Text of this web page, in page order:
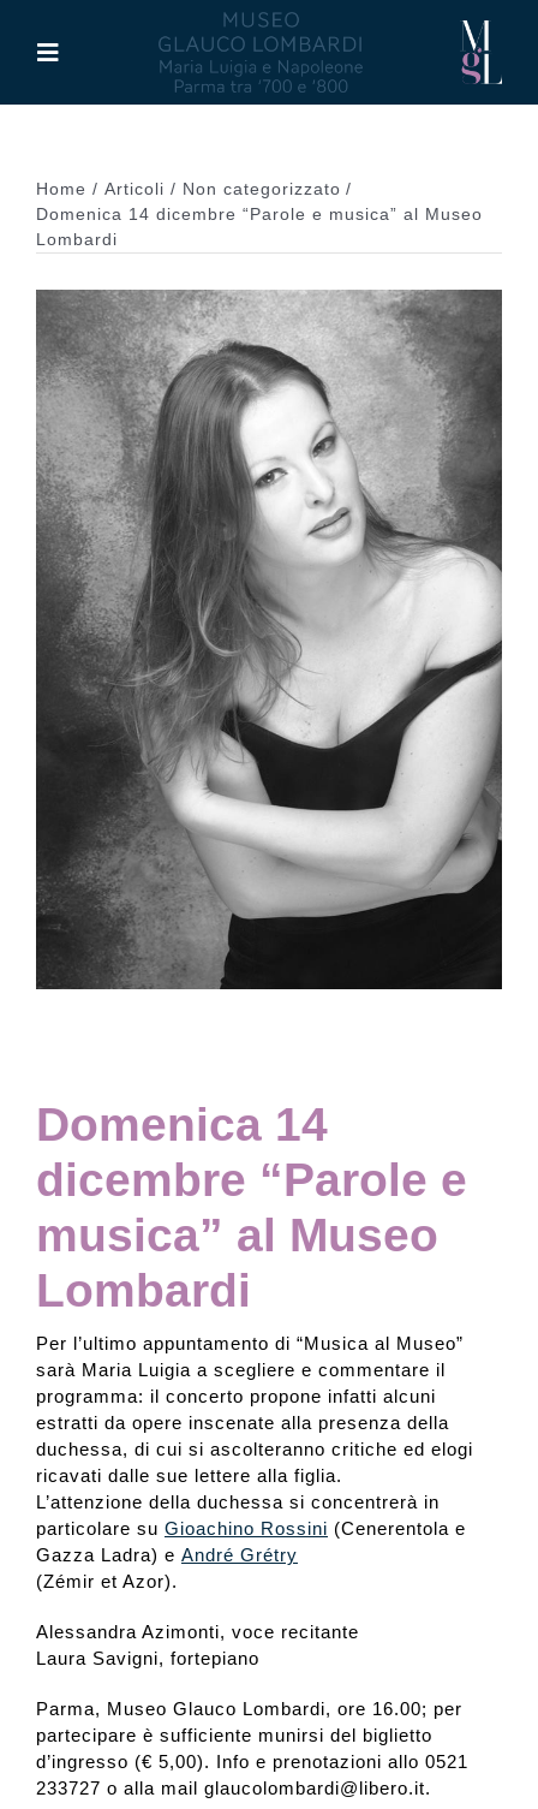
contenuto
Toggle
Maria Luigia d’Asburgo
Glauco Lombardi
Palazzo di Riserva
Attività
Pubblicazioni
Collezione
Contatti e biglietti
Accessibilità
Cerca
Home Articoli
Non categorizzato
Domenica 14 dicembre “Parole e musica” al Museo
Lombardi
Domenica 14
dicembre “Parole e
musica” al Museo
Lombardi
Per l’ultimo appuntamento di “Musica al Museo”
sarà Maria Luigia a scegliere e commentare il
programma: il concerto propone infatti alcuni
estratti da opere inscenate alla presenza della
duchessa, di cui si ascolteranno critiche ed elogi
ricavati dalle sue lettere alla figlia.
L’attenzione della duchessa si concentrerà in
particolare su Gioachino Rossini (Cenerentola e
Gazza Ladra) e André Grétry
(Zémir et Azor).
Alessandra Azimonti, voce recitante
Laura Savigni, fortepiano
Parma, Museo Glauco Lombardi, ore 16.00; per
partecipare è sufficiente munirsi del biglietto
d’ingresso (€ 5,00). Info e prenotazioni allo 0521
233727 o alla mail glaucolombardi@libero.it.